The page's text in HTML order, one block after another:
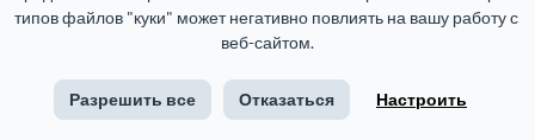
типов файлов "куки" может негативно повлиять на вашу работу с
веб-сайтом.
Разрешить все Отказаться Настроить
Могу ли я изменить размер моих
карточек или карточек?